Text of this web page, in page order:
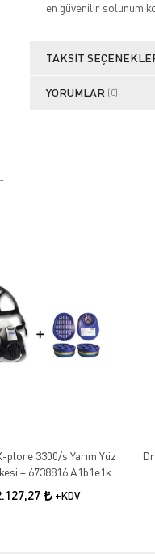
en güvenilir solunum
TAKSIT
YORUMLAR (0)
plore 3300/s Yarım Yüz
+ 6738816 A1b1e1k1
3300/S+6738816
+KDV